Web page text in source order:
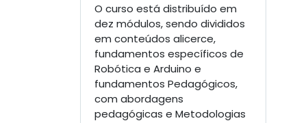
O curso está distribuído em
dez módulos, sendo divididos
em conteúdos alicerce,
fundamentos específicos de
Robótica e Arduino e
fundamentos Pedagógicos,
com abordagens
pedagógicas e Metodologias